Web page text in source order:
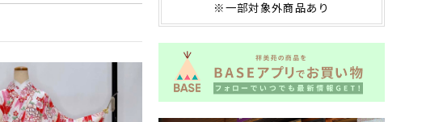
※一部対象外商品あり